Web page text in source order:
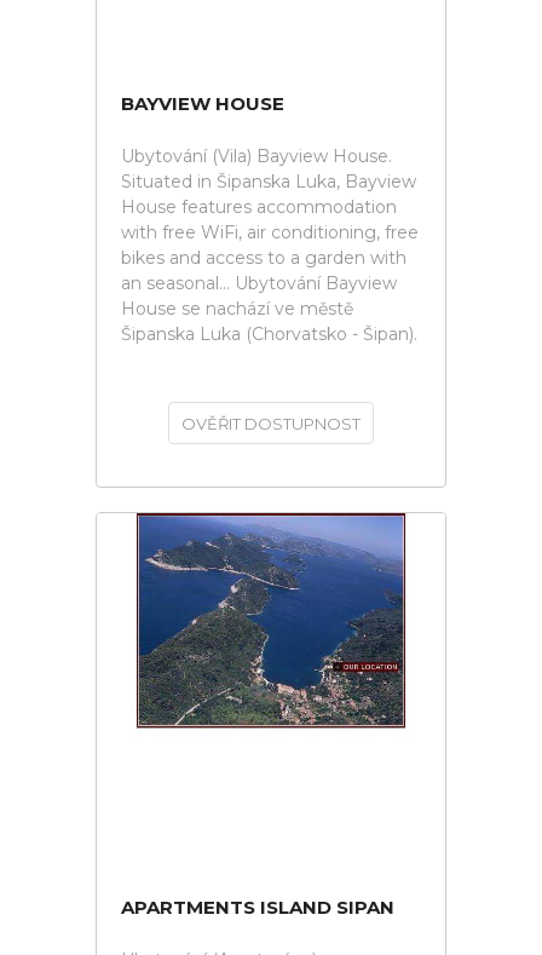
BAYVIEW HOUSE
Ubytování (Vila) Bayview House.
Situated in Šipanska Luka, Bayview
House features accommodation
with free WiFi, air conditioning, free
bikes and access to a garden with
an seasonal... Ubytování Bayview
House se nachází ve městě
Šipanska Luka (Chorvatsko - Šipan).
OVĚŘIT DOSTUPNOST
APARTMENTS ISLAND SIPAN